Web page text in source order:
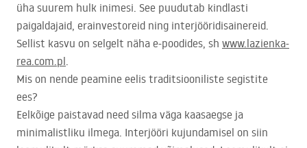
üha suurem hulk inimesi. See puudutab kindlasti
paigaldajaid, erainvestoreid ning interjööridisainereid.
Sellist kasvu on selgelt näha e-poodides, sh www.lazienka-
rea.com.pl.
Mis on nende peamine eelis traditsiooniliste segistite
ees?
Eelkõige paistavad need silma väga kaasaegse ja
minimalistliku ilmega. Interjööri kujundamisel on siin